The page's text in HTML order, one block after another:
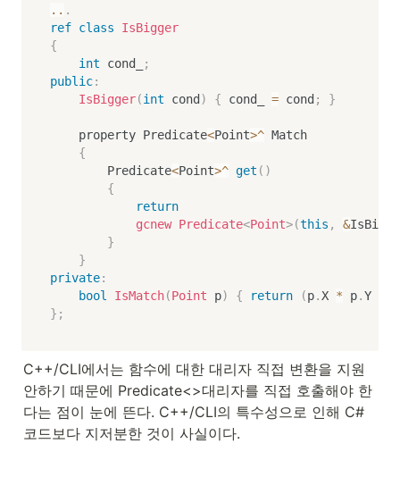
.. .
ref class
IsBigger
{
int cond_
;
public:
IsBigger(int cond ) { cond_ = cond ; }
    property Predicate
<Point>^ Match
{
        Predicate
<Point>^ get ( )
{
return
gcnew Predicate<Point>(this , &
}
}
private:
bool
IsMatch(Point p) { return (p.X * p.Y
} ;
C++/CLI에서는 함수에 대한 대리자 직접 변환을 지원
안하기 때문에 Predicate<>대리자를 직접 호출해야 한
다는 점이 눈에 뜬다. C++/CLI의 특수성으로 인해 C#
코드보다 지저분한 것이 사실이다.